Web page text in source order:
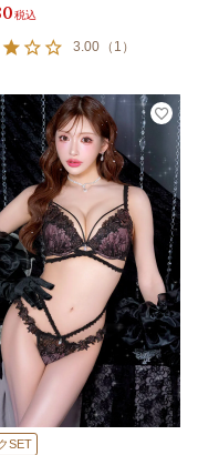
税込
3.00 （ 1 ）
SET